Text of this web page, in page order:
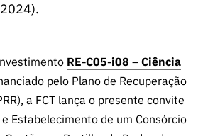
RE-C05-i08 – Ciência
pelo Plano de Recuperação
a FCT lança o presente convite
Estabelecimento de um Consórcio